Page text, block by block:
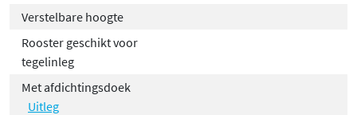
Verstelbare hoogte
Rooster geschikt voor
tegelinleg
Met afdichtingsdoek
Uitleg